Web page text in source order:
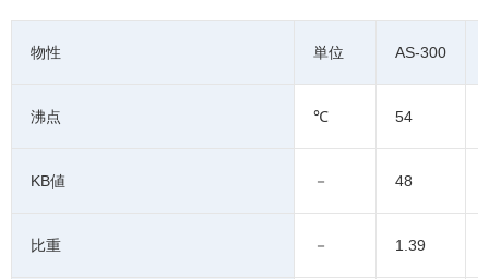
物性 単位 AS-300
沸点 ℃ 54
KB値 － 48
比重 － 1.39